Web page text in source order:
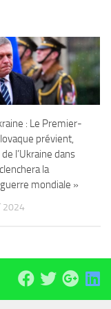
: Le Premier-
prévient,
l’Ukraine dans
la
mondiale »
2024